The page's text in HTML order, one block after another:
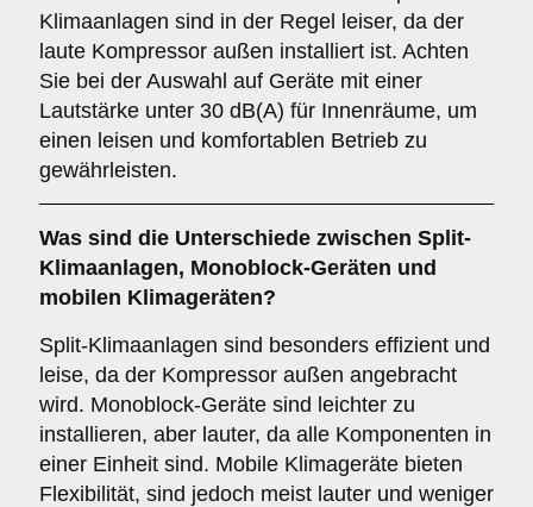
Klimaanlagen sind in der Regel leiser, da der
laute Kompressor außen installiert ist. Achten
Sie bei der Auswahl auf Geräte mit einer
Lautstärke unter 30 dB(A) für Innenräume, um
einen leisen und komfortablen Betrieb zu
gewährleisten.
Was sind die Unterschiede zwischen Split-
Klimaanlagen, Monoblock-Geräten und
mobilen Klimageräten?
Split-Klimaanlagen sind besonders effizient und
leise, da der Kompressor außen angebracht
wird. Monoblock-Geräte sind leichter zu
installieren, aber lauter, da alle Komponenten in
einer Einheit sind. Mobile Klimageräte bieten
Flexibilität, sind jedoch meist lauter und weniger